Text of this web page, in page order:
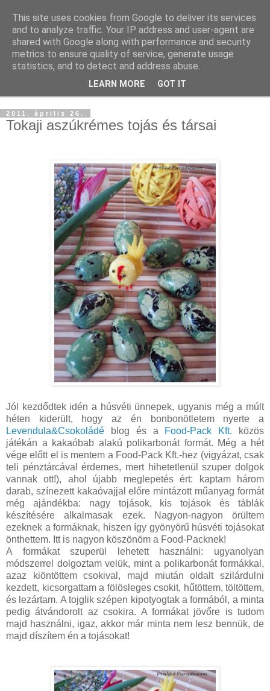
2011. április 26.
Tokaji aszúkrémes tojás és társai
Jól kezdődtek idén a húsvéti ünnepek, ugyanis még a múlt
héten kiderült, hogy az én bonbonötletem nyerte a
Levendula&Csokoládé blog és a Food-Pack Kft. közös
játékán a kakaóbab alakú polikarbonát formát. Még a hét
vége előtt el is mentem a Food-Pack Kft.-hez (vigyázat, csak
teli pénztárcával érdemes, mert hihetetlenül szuper dolgok
vannak ott!), ahol újabb meglepetés ért: kaptam három
darab, színezett kakaóvajjal előre mintázott műanyag formát
még ajándékba: nagy tojások, kis tojások és táblák
készítésére alkalmasak ezek. Nagyon-nagyon örültem
ezeknek a formáknak, hiszen így gyönyörű húsvéti tojásokat
önthettem. Itt is nagyon köszönöm a Food-Packnek!
A formákat szuperül lehetett használni: ugyanolyan
módszerrel dolgoztam velük, mint a polikarbonát formákkal,
azaz kiöntöttem csokival, majd miután oldalt szilárdulni
kezdett, kicsorgattam a fölösleges csokit, hűtöttem, töltöttem,
és lezártam. A tojglik szépen kipotyogtak a formából, a minta
pedig átvándorolt az csokira. A formákat jövőre is tudom
majd használni, igaz, akkor már minta nem lesz bennük, de
majd díszítem én a tojásokat!
This site uses cookies from Google to deliver its services
and to analyze traffic. Your IP address and user-agent are
shared with Google along with performance and security
metrics to ensure quality of service, generate usage
statistics, and to detect and address abuse.
LEARN MORE GOT IT